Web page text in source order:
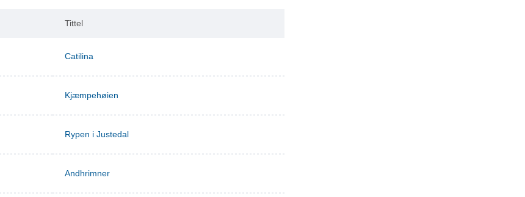
Tittel
Catilina
Kjæmpehøien
Rypen i Justedal
Andhrimner